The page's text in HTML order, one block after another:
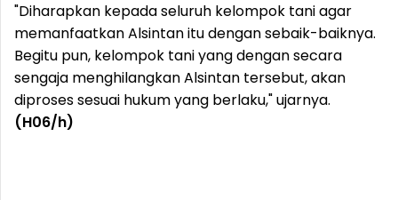
"Diharapkan kepada seluruh kelompok tani agar
memanfaatkan Alsintan itu dengan sebaik-baiknya.
Begitu pun, kelompok tani yang dengan secara
sengaja menghilangkan Alsintan tersebut, akan
diproses sesuai hukum yang berlaku," ujarnya.
(H06/h)